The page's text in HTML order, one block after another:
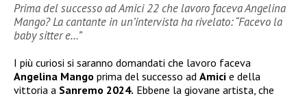
Prima del successo ad Amici 22 che lavoro faceva Angelina
Mango? La cantante in un’intervista ha rivelato: “Facevo la
baby sitter e…”
I più curiosi si saranno domandati che lavoro faceva
Angelina Mango prima del successo ad Amici e della
vittoria a Sanremo 2024. Ebbene la giovane artista, che